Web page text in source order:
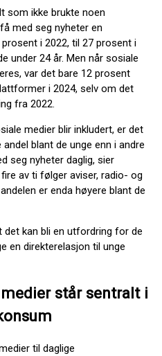
som ikke brukte noen
med seg nyheter en
i 2022, til 27 prosent i
under 24 år. Men når sosiale
var det bare 12 prosent
i 2024, selv om det
fra 2022.
medier blir inkludert, er det
blant de unge enn i andre
seg nyheter daglig, sier
av ti følger aviser, radio- og
er enda høyere blant de
det kan bli en utfordring for de
en direkterelasjon til unge
står sentralt i
til daglige